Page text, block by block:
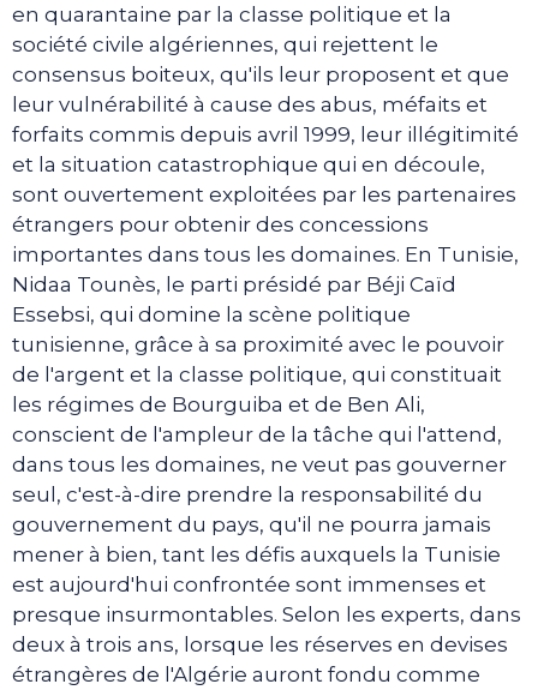
en quarantaine par la classe politique et la
société civile algériennes, qui rejettent le
consensus boiteux, qu'ils leur proposent et que
leur vulnérabilité à cause des abus, méfaits et
forfaits commis depuis avril 1999, leur illégitimité
et la situation catastrophique qui en découle,
sont ouvertement exploitées par les partenaires
étrangers pour obtenir des concessions
importantes dans tous les domaines. En Tunisie,
Nidaa Tounès, le parti présidé par Béji Caïd
Essebsi, qui domine la scène politique
tunisienne, grâce à sa proximité avec le pouvoir
de l'argent et la classe politique, qui constituait
les régimes de Bourguiba et de Ben Ali,
conscient de l'ampleur de la tâche qui l'attend,
dans tous les domaines, ne veut pas gouverner
seul, c'est-à-dire prendre la responsabilité du
gouvernement du pays, qu'il ne pourra jamais
mener à bien, tant les défis auxquels la Tunisie
est aujourd'hui confrontée sont immenses et
presque insurmontables. Selon les experts, dans
deux à trois ans, lorsque les réserves en devises
étrangères de l'Algérie auront fondu comme